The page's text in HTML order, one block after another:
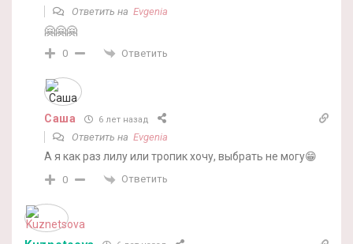
Ответить на Evgenia
🤗🤗🤗
0 Ответить
Саша 6 лет назад
Ответить на Evgenia
А я как раз лилу или тропик хочу, выбрать не могу😁
0 Ответить